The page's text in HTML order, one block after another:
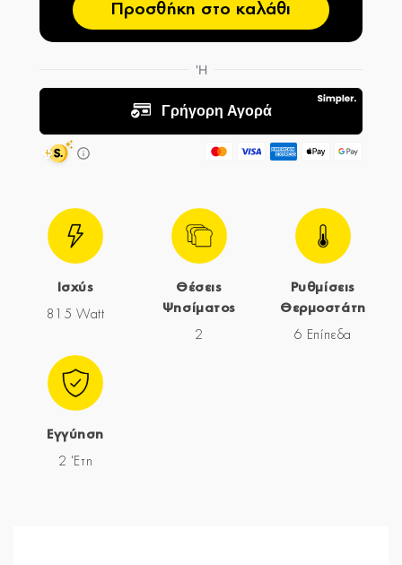
Προσθήκη στο καλάθι
Ισχύς
815 Watt
Θέσεις
Ψησίματος
2
Ρυθμίσεις
Θερμοστάτη
6 Επίπεδα
Εγγύηση
2 'Ετη